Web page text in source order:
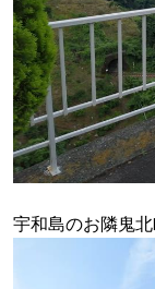
宇和島のお隣鬼